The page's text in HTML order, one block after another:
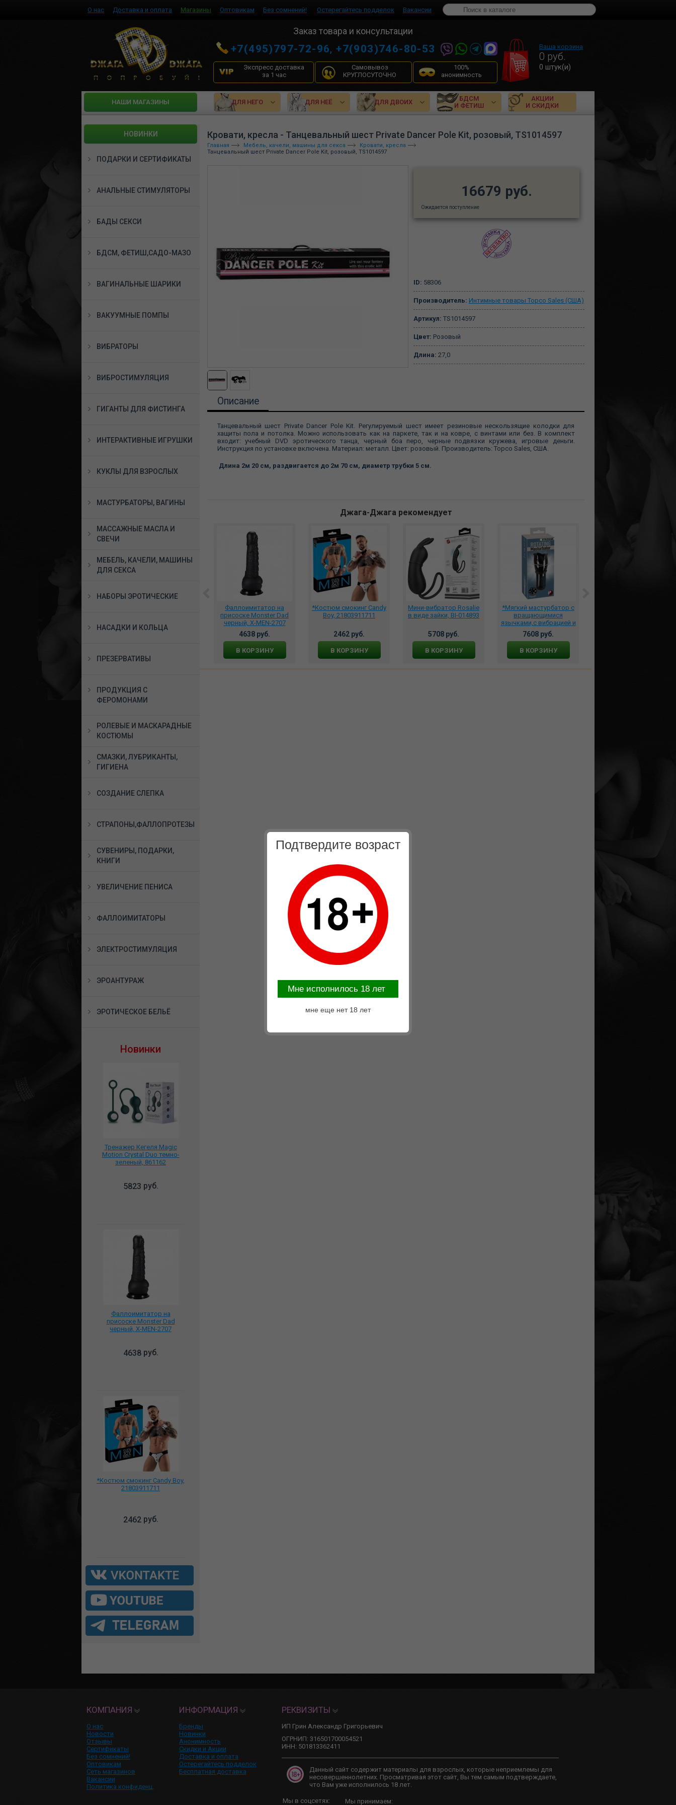
О нас Доставка и оплата Магазины Оптовикам Без сомнений! Остерегайтесь подделок Вакансии
Заказ товара и консультации
+7(495)797-72-96,+7(903)746-80-53
Экспресс доставка
за 1 час
Самовывоз
КРУГЛОСУТОЧНО
100%
анонимность
Ваша корзина
0 руб.
0 штук(и)
HАШИ МАГАЗИНЫ ДЛЯ НЕГО ДЛЯ НЕЁ ДЛЯ ДВОИХ
БДСМ
И ФЕТИШ
АКЦИИ
И СКИДКИ
НОВИНКИ
ПОДАРКИ И СЕРТИФИКАТЫ
АНАЛЬНЫЕ СТИМУЛЯТОРЫ
БАДЫ СЕКСИ
БДСМ, ФЕТИШ,САДО-МАЗО
ВАГИНАЛЬНЫЕ ШАРИКИ
ВАКУУМНЫЕ ПОМПЫ
ВИБРАТОРЫ
ВИБРОСТИМУЛЯЦИЯ
ГИГАНТЫ ДЛЯ ФИСТИНГА
ИНТЕРАКТИВНЫЕ ИГРУШКИ
КУКЛЫ ДЛЯ ВЗРОСЛЫХ
МАСТУРБАТОРЫ, ВАГИНЫ
МАССАЖНЫЕ МАСЛА И
СВЕЧИ
МЕБЕЛЬ, КАЧЕЛИ, МАШИНЫ
ДЛЯ СЕКСА
НАБОРЫ ЭРОТИЧЕСКИЕ
НАСАДКИ И КОЛЬЦА
ПРЕЗЕРВАТИВЫ
ПРОДУКЦИЯ С
ФЕРОМОНАМИ
РОЛЕВЫЕ И МАСКАРАДНЫЕ
КОСТЮМЫ
СМАЗКИ, ЛУБРИКАНТЫ,
ГИГИЕНА
СОЗДАНИЕ СЛЕПКА
СТРАПОНЫ,ФАЛЛОПРОТЕЗЫ
СУВЕНИРЫ, ПОДАРКИ,
КНИГИ
УВЕЛИЧЕНИЕ ПЕНИСА
ФАЛЛОИМИТАТОРЫ
ЭЛЕКТРОСТИМУЛЯЦИЯ
ЭРОАНТУРАЖ
ЭРОТИЧЕСКОЕ БЕЛЬЁ
Новинки
Тренажер Кегеля Magic
Motion Crystal Duo темно-
зеленый, 861162
5823 руб.
Фаллоимитатор на
присоске Monster Dad
черный, X-MEN-2707
4638руб.
*Костюм смокинг Candy Boy,
21803911711
2462руб.
Кровати, кресла - Танцевальный шест Private Dancer Pole Kit, розовый, TS1014597
Главная Мебель, качели, машины для секса
Кровати, кресла
Танцевальный шест Private Dancer Pole Kit, розовый, TS1014597
16679 руб.
Ожидается поступление
ID: 58306
Производитель: Интимные товары Topco Sales (США)
Артикул: TS1014597
Цвет: Розовый
Длина: 27,0
Описание
Танцевальный шест Private Dancer Pole Kit. Регулируемый шест имеет резиновые нескользящие колодки для
хащиты пола и потолка. Можно использовать как на паркете, так и на ковре, с винтами или без. В комплект
входит: учебный DVD эротического танца, черный боа перо, черные подвязки кружева, игровые деньги.
Инструкция по установке включена. Материал: металл. Цвет: розовый. Производитель: Topco Sales, США.
Длина 2м 20 см, раздвигается до 2м 70 см, диаметр трубки 5 см.
Джага-Джага рекомендует
темноте Firefly - BJ - Pink
7605 руб.
Фаллоимитатор на
присоске Monster Dad
черный, X-MEN-2707
4638 руб.
В КОРЗИНУ
*Костюм смокинг Candy
Boy, 21803911711
2462 руб.
В КОРЗИНУ
Мини-вибратор Rosalie
в виде зайки, BI-014893
5708 руб.
В КОРЗИНУ
*Мягкий мастурбатор с
вращающимися
язычками,с вибрацией и
ротацией 552640
7608 руб.
В КОРЗИНУ
КОМПАНИЯ
О нас
Новости
Отзывы
Сертификаты
Без сомнений!
Оптовикам
Сеть магазинов
Вакансии
Политика конфиденц.
ИНФОРМАЦИЯ
Бренды
Новинки
Анонимность
Скидки и Акции
Доставка и оплата
Остерегайтесь подделок
Бесплатная доставка
РЕКВИЗИТЫ
ИП Грин Александр Григорьевич
ОГРНИП: 316501700054521
ИНН: 501813362411
Данный сайт содержит материалы для взрослых, которые неприемлемы для
несовершеннолетних. Просматривая этот сайт, Вы тем самым подтверждаете,
что Вам уже исполнилось 18 лет.
Мы в соцсетях: Мы принимаем:
Подтвердите возраст
Mне исполнилось 18 лет
мне еще нет 18 лет